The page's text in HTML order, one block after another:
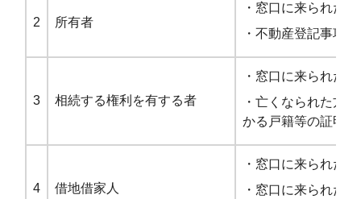
2 所有者
・窓口に来られた
・不動産登記事項
3 相続する権利を有する者
・窓口に来られた
・亡くなられた方
かる戸籍等の証明
4 借地借家人
・窓口に来られた
・窓口に来られた